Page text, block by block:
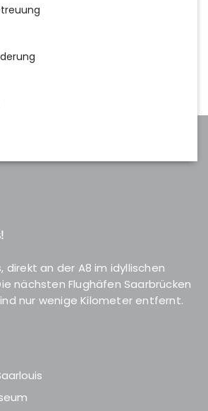
direkt an der A8 im idyllischen
nächsten Flughäfen Saarbrücken
nur wenige Kilometer entfernt.